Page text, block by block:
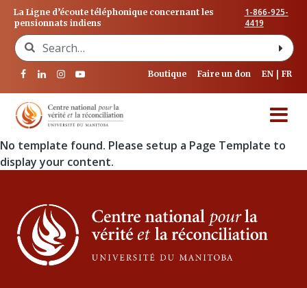
La Ligne d’écoute téléphonique concernant les
pensionnats indiens
1-866-925-
4419
Search for:
Boutique Faire un don EN FR
No template found. Please setup a Page Template to
display your content.